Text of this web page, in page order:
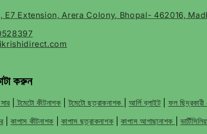
E7 Extension, Arera Colony, Bhopal- 462016,
করুন
| টমেটো কীটনাশক |টমেটো ছত্রাকনাশক আর্লি ব্লাইট| ফল ছিদ্রকারী
|কাপাস কীটনাশক |কাপাস ছত্রাকনাশক |কাপাস আগাছানাশক